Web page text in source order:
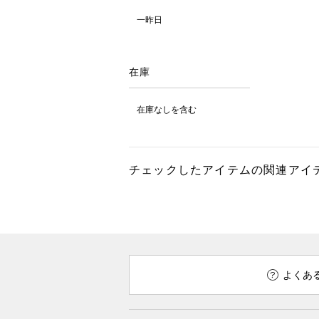
一昨日
在庫
在庫なしを含む
チェックしたアイテムの関連アイ
よくあ